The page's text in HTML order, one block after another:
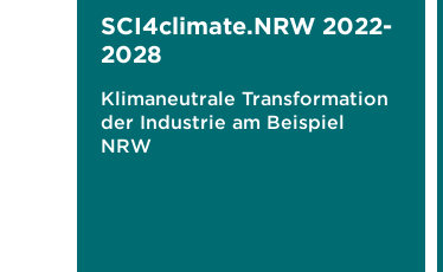
SCI4climate.NRW 2022-
2028
Klimaneutrale Transformation
der Industrie am Beispiel
NRW